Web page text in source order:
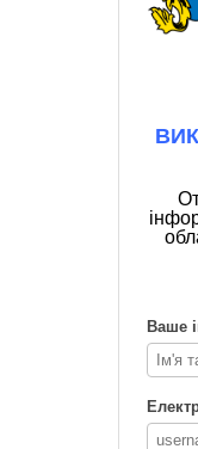
Ваше